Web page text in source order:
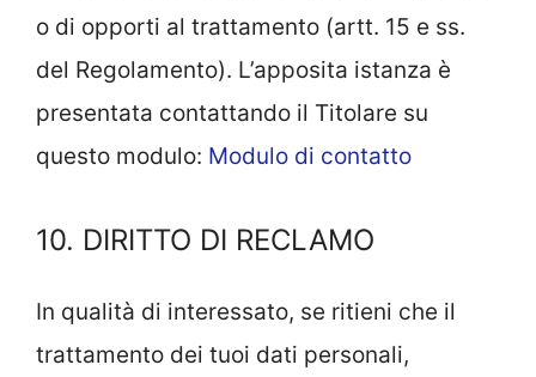
o di opporti al trattamento (artt. 15 e ss.
del Regolamento). L’apposita istanza è
presentata contattando il Titolare su
questo modulo: Modulo di contatto
10. DIRITTO DI RECLAMO
In qualità di interessato, se ritieni che il
trattamento dei tuoi dati personali,